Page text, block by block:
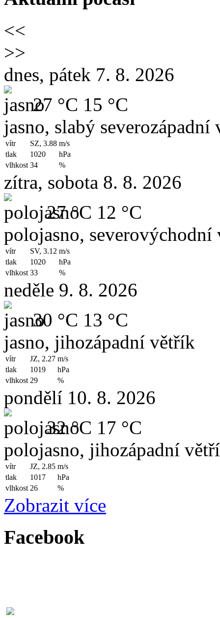
<<
>>
dnes, pátek 7. 8. 2026
27 °C 15 °C
jasno, slabý severozápadní
vítr SZ, 3.88 m/s
tlak
1020
hPa
vlhkost 34 %
zítra, sobota 8. 8. 2026
27 °C 12 °C
polojasno, severovýchodní
vítr SV, 3.12 m/s
tlak
1020
hPa
vlhkost 33 %
neděle 9. 8. 2026
30 °C 13 °C
jasno, jihozápadní větřík
vítr JZ, 2.27 m/s
tlak
1019
hPa
vlhkost 29 %
pondělí 10. 8. 2026
32 °C 17 °C
polojasno, jihozápadní
vítr JZ, 2.85 m/s
tlak
1017
hPa
vlhkost 26 %
Zobrazit více
Facebook